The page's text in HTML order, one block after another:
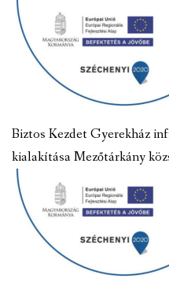
Biztos Kezdet Gyerekház
kialakítása Mezőtárkány